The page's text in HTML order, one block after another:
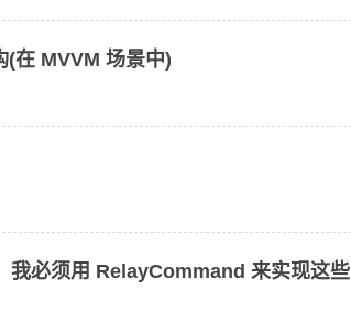
(在 MVVM 场景中)
必须用 RelayCommand 来实现这些